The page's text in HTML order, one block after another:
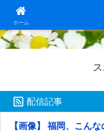
ホーム日本第一！ニュ
配信記事
【画像】 福岡、こん